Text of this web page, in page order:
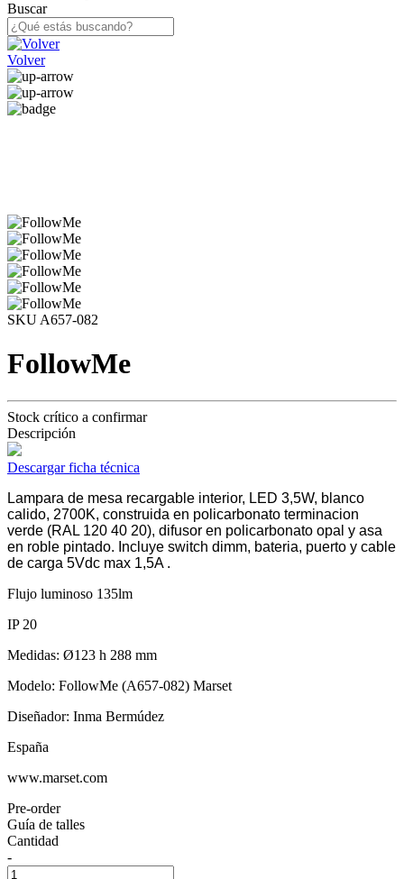
Buscar
Volver
SKU A657-082
FollowMe
Stock crítico a confirmar
Descripción
Descargar ficha técnica
Lampara de mesa recargable interior, LED 3,5W, blanco
calido, 2700K, construida en policarbonato terminacion
verde (RAL 120 40 20), difusor en policarbonato opal y asa
en roble pintado. Incluye switch dimm, bateria, puerto y cable
de carga 5Vdc max 1,5A .
Flujo luminoso 135lm
IP 20
Medidas: Ø123 h 288 mm
Modelo: FollowMe (A657-082) Marset
Diseñador: Inma Bermúdez
España
www.marset.com
Pre-order
Guía de talles
Cantidad
-